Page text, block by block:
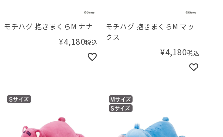
モチハグ 抱きまくらM ナナ
¥4,180税込
モチハグ 抱きまくらM マッ
クス
¥4,180税込